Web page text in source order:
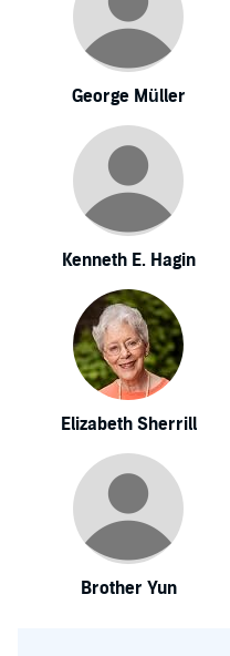
George Müller
Kenneth E. Hagin
Elizabeth Sherrill
Brother Yun